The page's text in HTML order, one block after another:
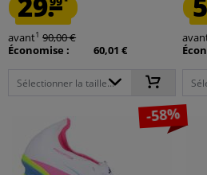
avant1 90,00 €
Économise :
60,01 €
Sélectionner la taille...
-58%